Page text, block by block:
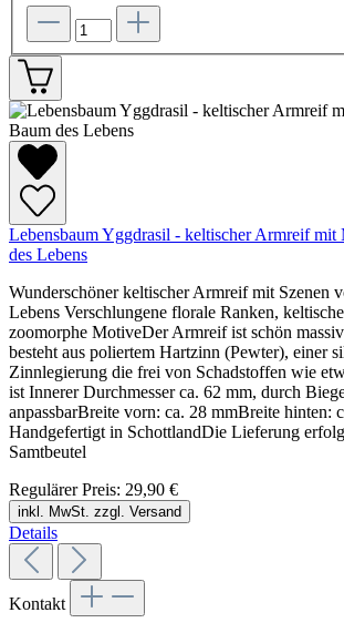
Lebensbaum Yggdrasil - keltischer Armreif
des Lebens
Wunderschöner keltischer Armreif mit Szenen
Lebens Verschlungene florale Ranken,
zoomorphe MotiveDer Armreif ist schön
besteht aus poliertem Hartzinn (Pewter), einer
Zinnlegierung die frei von Schadstoffen wie
ist Innerer Durchmesser ca. 62 mm, durch
anpassbarBreite vorn: ca. 28 mmBreite hinten:
Handgefertigt in SchottlandDie Lieferung
Samtbeutel
Regulärer Preis: 29,90 €
inkl. MwSt. zzgl. Versand
Details
Kontakt